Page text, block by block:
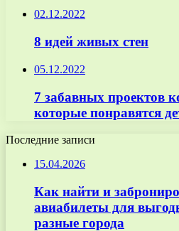
02.12.2022
8 идей живых стен
05.12.2022
7 забавных проектов
которые понравятся
Последние записи
15.04.2026
Как найти и
авиабилеты для
разные города